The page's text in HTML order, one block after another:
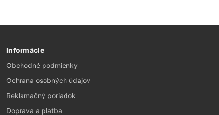
Informácie
Obchodné podmienky
Ochrana osobných údajov
Reklamačný poriadok
Doprava a platba